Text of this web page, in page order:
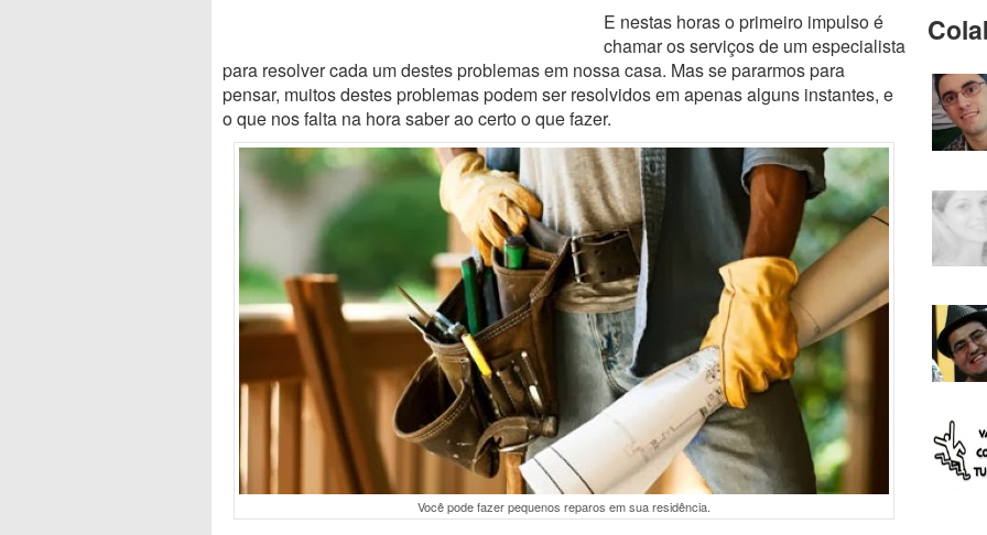
E nestas horas o primeiro impulso é
chamar os serviços de um especialista
para resolver cada um destes problemas em nossa casa. Mas se pararmos para
pensar, muitos destes problemas podem ser resolvidos em apenas alguns instantes, e
o que nos falta na hora saber ao certo o que fazer.
Você pode fazer pequenos reparos em sua residência.